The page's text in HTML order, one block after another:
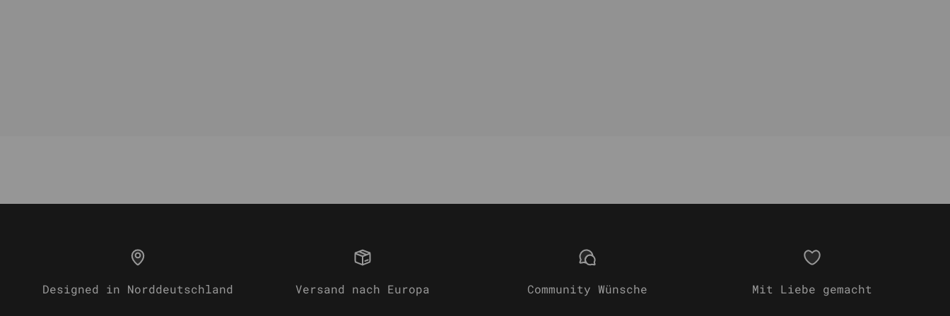
Designed in Norddeutschland Versand nach Europa Community Wünsche Mit Liebe gemacht